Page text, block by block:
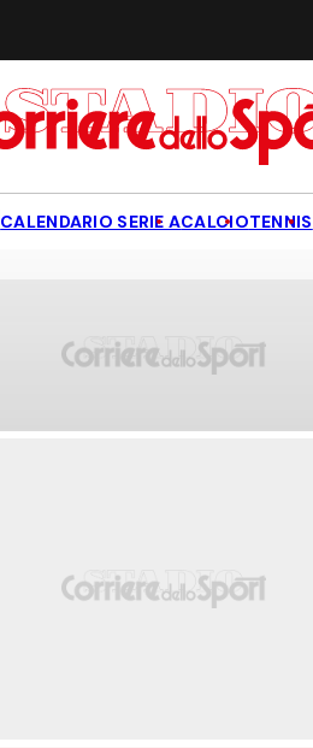
CALENDARIO SERIE ACALCIOTENNIS